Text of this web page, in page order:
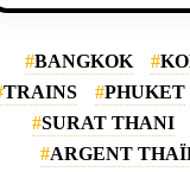
BANGKOK
TRAINS
PHUKET
SURAT THANI
ARGENT